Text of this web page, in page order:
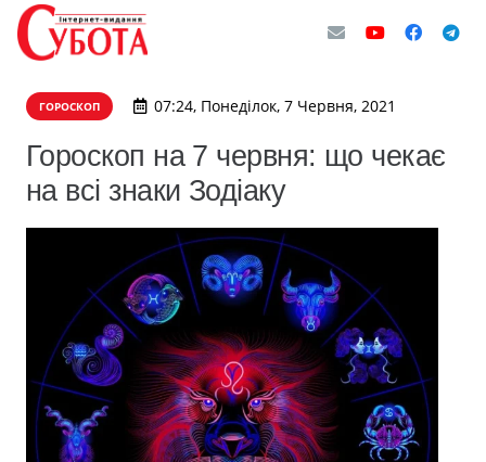
ГОРОСКОП 07:24, Понеділок, 7 Червня, 2021
Гороскоп на 7 червня: що чекає
на всі знаки Зодіаку